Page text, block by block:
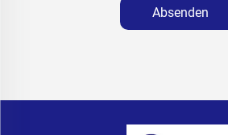
Absenden